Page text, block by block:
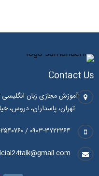
Contact Us
آموزش مجازی زبان انگلیسی 24Talk
تهران، پاسداران، دروس،
۰۹۰۳-۳۷۲۲۲۶۴ / ۰۹۰۲-۲۵۴۰۷۶۰